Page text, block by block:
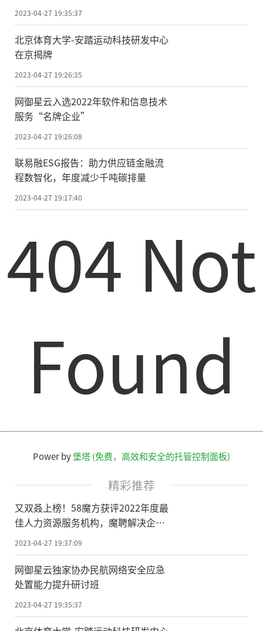
2023-04-27 19:35:37
北京体育大学-安踏运动科技研发中心
在京揭牌
2023-04-27 19:26:35
网御星云入选2022年软件和信息技术
服务“名牌企业”
2023-04-27 19:26:08
联易融ESG报告：助力供应链金融流
程数智化，年度减少千吨碳排量
2023-04-27 19:17:40
404 Not
Found
Power by堡塔 (免费，高效和安全的托管控制面板)
精彩推荐
又双叒上榜！58魔方获评2022年度最
佳人力资源服务机构，魔聘解决企业
规模用工难题
2023-04-27 19:37:09
网御星云独家协办民航网络安全应急
处置能力提升研讨班
2023-04-27 19:35:37